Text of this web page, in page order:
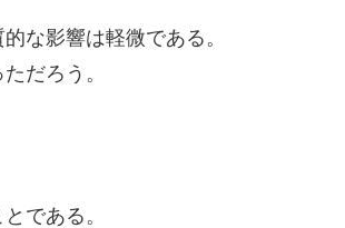
な影響は軽微である。
だろう。
である。